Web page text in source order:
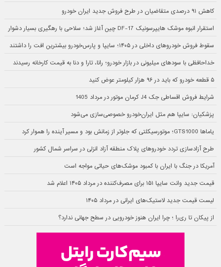
کاهش ۹۱ درصدی متقاضیان در طرح فروش جدید ایران خودرو
استقرار انبوه موشک هایپرسونیک DF-17 چین آغاز شد؛ سلاحی با رهگیری بسیار دشوار
سقوط فروش خودروهای داخلی در ۱۴۰۵؛ سایپا و پارس‌خودرو بیشترین افت را داشتند
خداحافظی با سودهای میلیونی در بازار خودرو؛ رانا، تارا و دنا به قیمت کارخانه رسیدند
۵ قطعه خودرو که باید در ۹۶ هزار کیلومتر عوض کنید
شرایط فروش اقساطی جک J4 کرمان موتور در مرداد 1405
پزشکیان: سایپا هم مثل ایران‌خودرو خصوصی‌سازی می‌شود
یاماها GTS1000؛ موتورسیکلتی که جلوتر از زمانش بود و مسیر آینده را هموار کرد
طرح آزادسازی تردد خودروهای پلاک منطقه آزاد انزلی در سراسر شمال کشور
آمریکا در جنگ با ایران با کمبود موشک‌های حیاتی مواجه است
قیمت جدید وانت سایپا ۱۵۱ برای مصرف‌کننده در مرداد ۱۴۰۵ اعلام شد
لیست قیمت جدید لاستیک‌های ایرانی در مرداد ۱۴۰۵
از پیکان تا ری‌را ؛ چرا ایران هنوز خودرویی در سطح جهانی ندارد؟